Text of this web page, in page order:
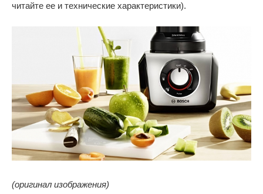
читайте ее и технические характеристики).
(оригинал изображения)